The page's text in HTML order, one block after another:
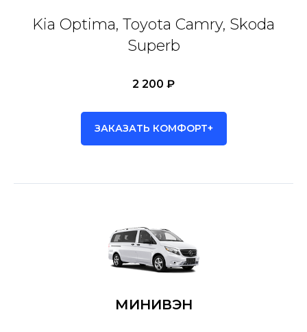
Kia Optima, Toyota Camry, Skoda
Superb
2 200 ₽
ЗАКАЗАТЬ КОМФОРТ+
МИНИВЭН